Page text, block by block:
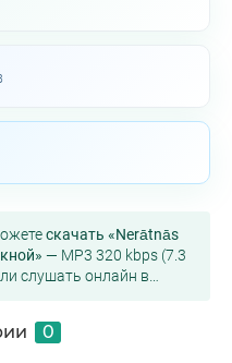
скачать «Nerātnās
— MP3 320 kbps (7.3
слушать онлайн в
0